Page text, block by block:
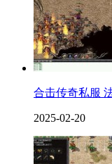
合击传奇私服
2025-02-20